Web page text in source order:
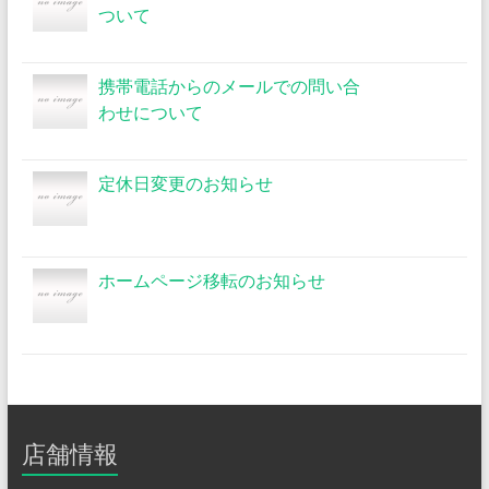
ついて
携帯電話からのメールでの問い合
わせについて
定休日変更のお知らせ
ホームページ移転のお知らせ
店舗情報